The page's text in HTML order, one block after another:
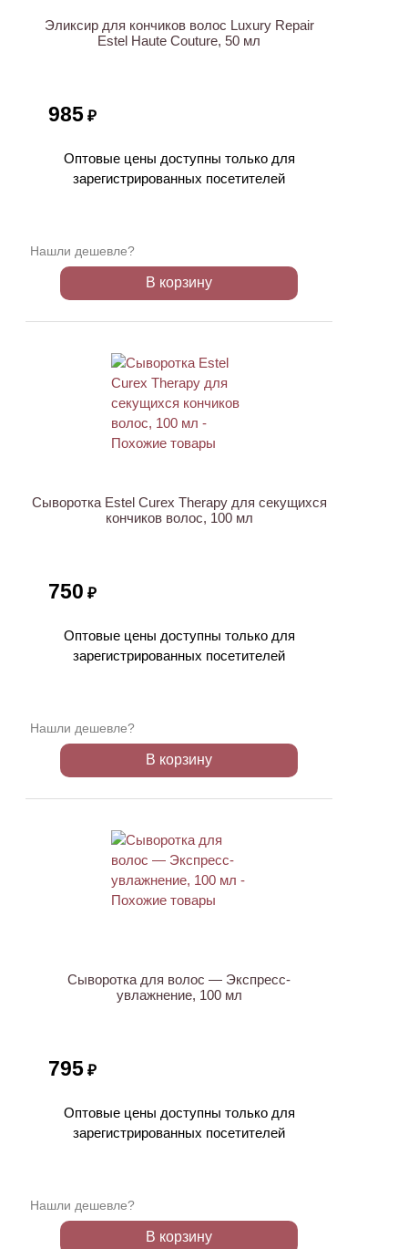
Эликсир для кончиков волос Luxury Repair
Estel Haute Couture, 50 мл
985 ₽
Оптовые цены доступны только для
зарегистрированных посетителей
Нашли дешевле?
В корзину
Сыворотка Estel Curex Therapy для секущихся
кончиков волос, 100 мл
750 ₽
Оптовые цены доступны только для
зарегистрированных посетителей
Нашли дешевле?
В корзину
Сыворотка для волос — Экспресс-
увлажнение, 100 мл
795 ₽
Оптовые цены доступны только для
зарегистрированных посетителей
Нашли дешевле?
В корзину